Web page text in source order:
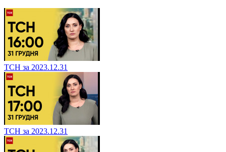
ТСН за 2023.12.31
ТСН за 2023.12.31